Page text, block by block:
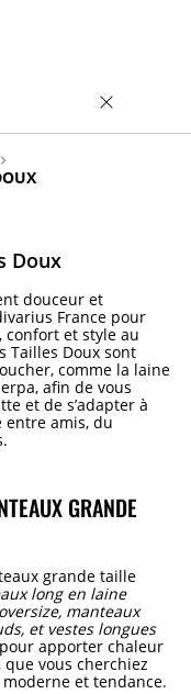
Doux
douceur et
France pour
confort et style au
Tailles Doux sont
comme la laine
afin de vous
et de s’adapter à
entre amis, du
GRANDE
grande taille
long en laine
manteaux
et vestes longues
apporter chaleur
vous cherchiez
et tendance.